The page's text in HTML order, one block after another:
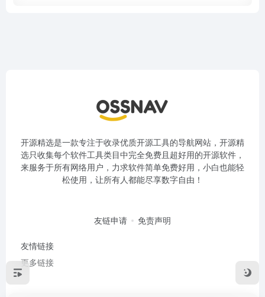
开源精选是一款专注于收录优质开源工具的导航网站，开源精
选只收集每个软件工具类目中完全免费且超好用的开源软件，
来服务于所有网络用户，力求软件简单免费好用，小白也能轻
松使用，让所有人都能尽享数字自由！
友链申请 免责声明
友情链接
更多链接